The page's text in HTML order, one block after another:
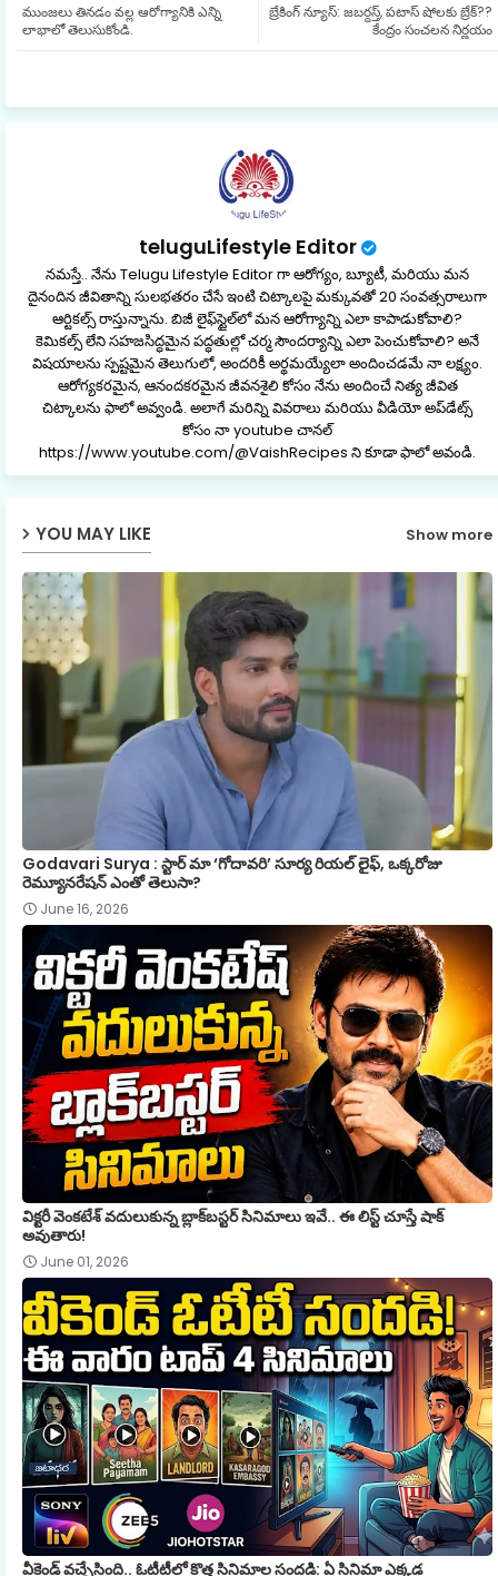
ats
బ్రేకింగ్ న్యూస్: జబర్దస్త్, పటాస్ షోలకు బ్రేక్??
కేంద్రం సంచలన నిర్ణయం
ముంజలు తినడం వల్ల ఆరోగ్యానికి ఎన్ని
లాభాలో తెలుసుకోండి.
teluguLifestyle Editor
నమస్తే.. నేను Telugu Lifestyle Editor గా ఆరోగ్యం, బ్యూటీ, మరియు మన
దైనందిన జీవితాన్ని సులభతరం చేసే ఇంటి చిట్కాలపై మక్కువతో 20 సంవత్సరాలుగా
ఆర్టికల్స్ రాస్తున్నాను. బిజీ లైఫ్‌స్టైల్‌లో మన ఆరోగ్యాన్ని ఎలా కాపాడుకోవాలి?
కెమికల్స్ లేని సహజసిద్ధమైన పద్ధతుల్లో చర్మ సౌందర్యాన్ని ఎలా పెంచుకోవాలి? అనే
విషయాలను స్పష్టమైన తెలుగులో, అందరికీ అర్థమయ్యేలా అందించడమే నా లక్ష్యం.
ఆరోగ్యకరమైన, ఆనందకరమైన జీవనశైలి కోసం నేను అందించే నిత్య జీవిత
చిట్కాలను ఫాలో అవ్వండి. అలాగే మరిన్ని వివరాలు మరియు వీడియో అప్‌డేట్స్
కోసం నా youtube చానల్
https://www.youtube.com/@VaishRecipes ని కూడా ఫాలో అవండి.
YOU MAY LIKE Show more
Godavari Surya : స్టార్ మా ‘గోదావరి’ సూర్య రియల్ లైఫ్, ఒక్కరోజు
రెమ్యూనరేషన్ ఎంతో తెలుసా?
June 16, 2026
విక్టరీ వెంకటేశ్ వదులుకున్న బ్లాక్‌బస్టర్ సినిమాలు ఇవే.. ఈ లిస్ట్ చూస్తే షాక్
అవుతారు!
June 01, 2026
వీకెండ్ వచ్చేసింది.. ఓటీటీలో కొత్త సినిమాల సందడి: ఏ సినిమా ఎక్కడ